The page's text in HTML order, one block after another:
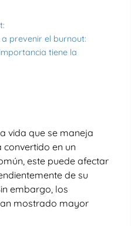
prevenir el burnout:
tiene la
vida que se maneja
convertido en un
este puede afectar
de su
embargo, los
mostrado mayor